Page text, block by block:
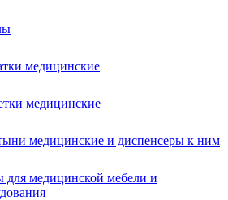
медицинские
медицинские
медицинские и диспенсеры к ним
для медицинской мебели и